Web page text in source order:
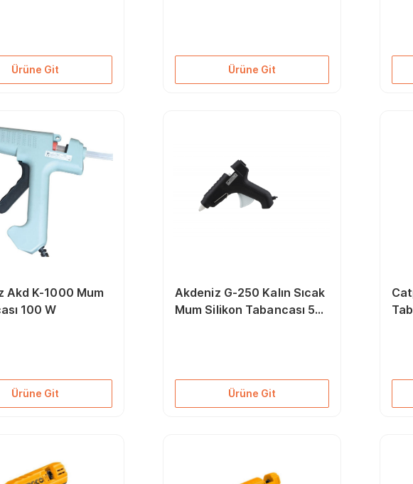
Ürüne Git Ürüne Git
Akd K-1000 Mum
100 W
Ürüne Git
Akdeniz G-250 Kalın Sıcak
Mum Silikon Tabancası 55
Ürüne Git